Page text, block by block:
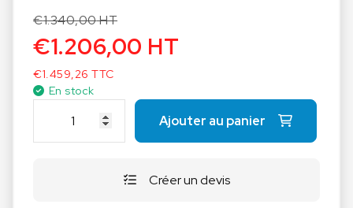
€1.340,00HT
€1.206,00 HT
€1.459,26 TTC
En stock
a
Ajouter au panier
Créer un devis